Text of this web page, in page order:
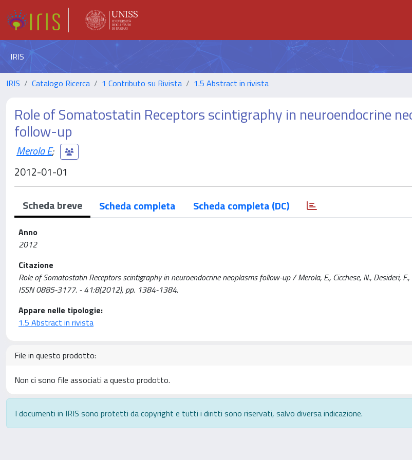
IRIS
IRIS Catalogo Ricerca 1 Contributo su Rivista 1.5 Abstract in rivista
Role of Somatostatin Receptors scintigraphy in neuroendocrine
follow-up
Merola E;
2012-01-01
Scheda breve Scheda completa Scheda completa (DC)
Anno
2012
Citazione
Role of Somatostatin Receptors scintigraphy in neuroendocrine neoplasms follow-up / Merola, E., Cicchese, N., Desideri, F.,
ISSN 0885-3177. - 41:8(2012), pp. 1384-1384.
Appare nelle tipologie:
1.5 Abstract in rivista
File in questo prodotto:
Non ci sono file associati a questo prodotto.
I documenti in IRIS sono protetti da copyright e tutti i diritti sono riservati, salvo diversa indicazione.